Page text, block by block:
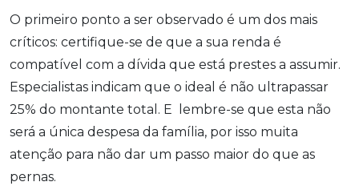
O primeiro ponto a ser observado é um dos mais
críticos: certifique-se de que a sua renda é
compatível com a dívida que está prestes a assumir.
Especialistas indicam que o ideal é não ultrapassar
25% do montante total. E lembre-se que esta não
será a única despesa da família, por isso muita
atenção para não dar um passo maior do que as
pernas.